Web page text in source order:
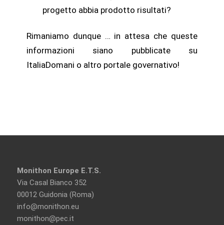
progetto abbia prodotto risultati?
Rimaniamo dunque … in attesa che queste
informazioni siano pubblicate su
ItaliaDomani o altro portale governativo!
Monithon Europe E.T.S.
Via Casal Bianco 352
00012 Guidonia (Roma)
info@monithon.eu
monithon@pec.it